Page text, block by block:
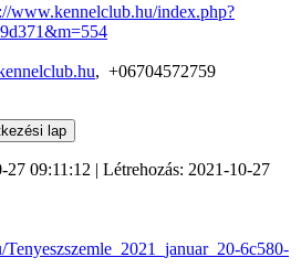
www.kennelclub.hu/index.php?
, +06704572759
09:11:12 | Létrehozás: 2021-10-27
6c580-